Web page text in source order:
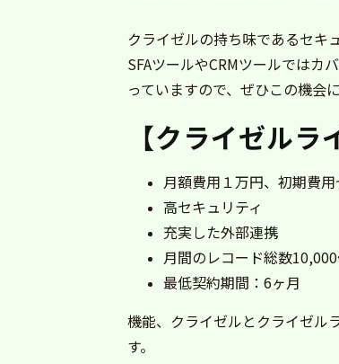
クライゼルの持ち味であるセキ
SFAツールやCRMツールではカ
っていますので、ぜひこの機会
【クライゼルラ
月額費用１万円、初期費用
高セキュリティ
充実した外部連携
月間のレコード総数
最低契約期間：6ヶ月
機能、クライゼルとクライゼル
す。